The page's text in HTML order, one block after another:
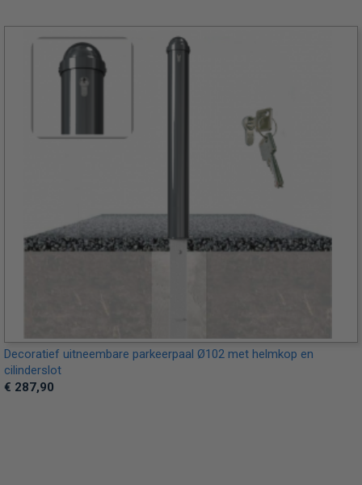
Decoratief uitneembare parkeerpaal Ø102 met helmkop en
cilinderslot
€ 287,90